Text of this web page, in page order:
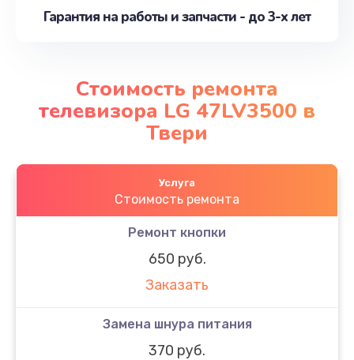
Гарантия на работы и запчасти - до 3-х лет
Стоимость ремонта
телевизора LG 47LV3500 в
Твери
Услуга
Стоимость ремонта
Ремонт кнопки
650 руб.
Заказать
Замена шнура питания
370 руб.